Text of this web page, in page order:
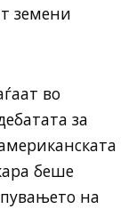
земени
во
за
беше
на